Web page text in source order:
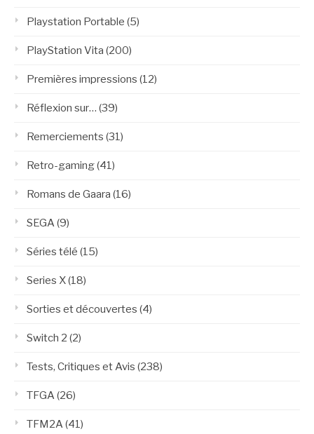
Playstation Portable (5)
PlayStation Vita (200)
Premières impressions (12)
Réflexion sur… (39)
Remerciements (31)
Retro-gaming(41)
Romans de Gaara (16)
SEGA(9)
Séries télé (15)
Series X(18)
Sorties et découvertes (4)
Switch 2 (2)
Tests, Critiques et Avis (238)
TFGA(26)
TFM2A(41)